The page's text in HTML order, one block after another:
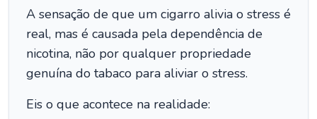
A sensação de que um cigarro alivia o stress é
real, mas é causada pela dependência de
nicotina, não por qualquer propriedade
genuína do tabaco para aliviar o stress.
Eis o que acontece na realidade: